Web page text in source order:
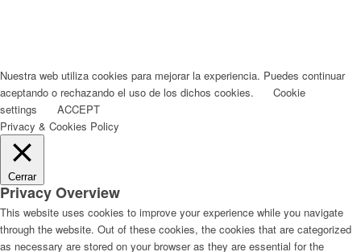
Nuestra web utiliza cookies para mejorar la experiencia. Puedes continuar
aceptando o rechazando el uso de los dichos cookies.
Cookie
settings
ACCEPT
Privacy & Cookies Policy
Cerrar
Privacy Overview
This website uses cookies to improve your experience while you navigate
through the website. Out of these cookies, the cookies that are categorized
as necessary are stored on your browser as they are essential for the